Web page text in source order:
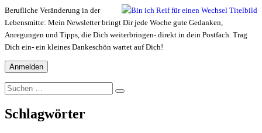
Berufliche Veränderung in der
Lebensmitte: Mein Newsletter bringt Dir jede Woche gute Gedanken,
Anregungen und Tipps, die Dich weiterbringen- direkt in dein Postfach. Trag
Dich ein- ein kleines Dankeschön wartet auf Dich!
Suchen
nach:
Suchen
Schlagwörter